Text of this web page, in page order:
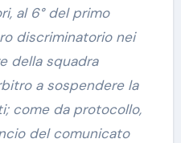
al 6° del primo
discriminatorio nei
della squadra
a sospendere la
come da protocollo,
del comunicato